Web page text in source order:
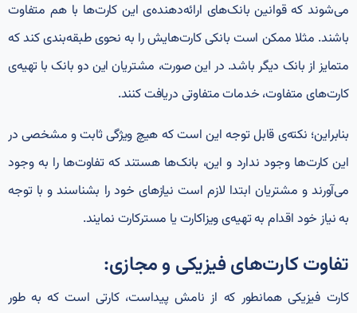
می‌شوند که قوانین بانک‌های ارائه‌دهنده‌ی این کارت‌ها با هم متفاوت
باشند. مثلا ممکن است بانکی کارت‌هایش را به نحوی طبقه‌بندی کند که
متمایز از بانک دیگر باشد. در این صورت، مشتریان این دو بانک با تهیه‌ی
کارت‌های متفاوت، خدمات متفاوتی دریافت کنند.
بنابراین؛ نکته‌ی قابل توجه این است که هیچ ویژگی ثابت و مشخصی در
این کارت‌ها وجود ندارد و این، بانک‌ها هستند که تفاوت‌ها را به وجود
می‌آورند و مشتریان ابتدا لازم است نیازهای خود را بشناسند و با توجه
به نیاز خود اقدام به تهیه‌ی ویزاکارت یا مسترکارت نمایند.
تفاوت کارت‌های فیزیکی و مجازی:
کارت‌ فیزیکی همانطور که از نامش پیداست، کارتی‌ است که به طور